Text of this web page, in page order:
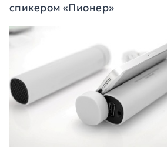
спикером «Пионер»